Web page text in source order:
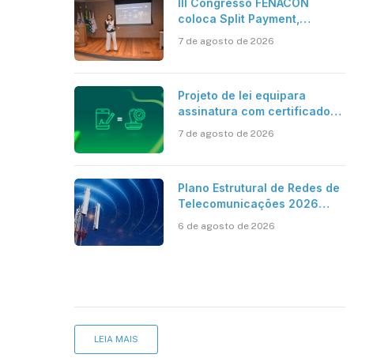
III Congresso FENACON
coloca Split Payment,
centro dos debates
7 de agosto de 2026
Projeto de lei equipara
assinatura com certificado
reconhecimento de firma em
7 de agosto de 2026
Plano Estrutural de Redes de
Telecomunicações 2026
móvel, mas mantém desafio
6 de agosto de 2026
LEIA MAIS